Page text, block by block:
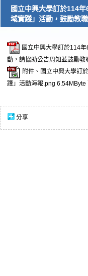
國立中興大學訂於114
域實踐」活動，鼓勵教
國立中興大學訂於114
動，請協助公告周知並鼓勵教
附件、國立中興大學訂
踐」活動海報.png 6.54MByte
分享